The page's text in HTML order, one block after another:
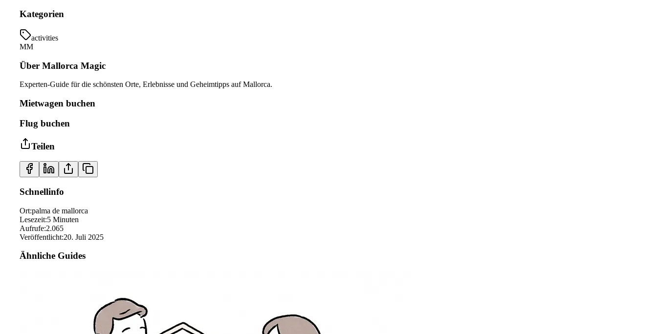
Kategorien
activities
MM
Über Mallorca Magic
Experten-Guide für die schönsten Orte, Erlebnisse und Geheimtipps auf Mallorca.
Mietwagen buchen
Flug buchen
Teilen
Schnellinfo
Ort:palma de mallorca
Lesezeit:5 Minuten
Aufrufe:2.065
Veröffentlicht:20. Juli 2025
Ähnliche Guides